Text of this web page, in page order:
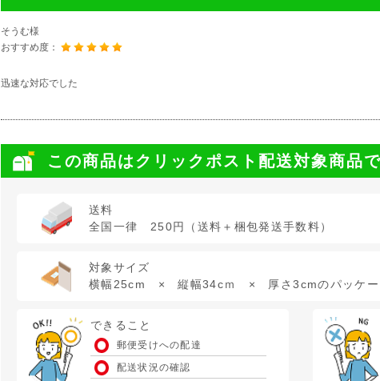
そうむ様
おすすめ度：
迅速な対応でした
この商品はクリックポスト配送対象商品で
送料
全国一律 250円（送料＋梱包発送手数料）
対象サイズ
横幅25cm × 縦幅34cｍ × 厚さ3cmのパッケージ
できること
郵便受けへの配達
配送状況の確認